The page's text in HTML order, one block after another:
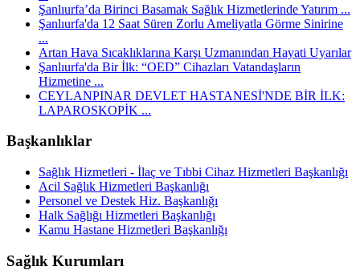
Şanlıurfa’da Birinci Basamak Sağlık Hizmetlerinde Yatırım ...
Şanlıurfa'da 12 Saat Süren Zorlu Ameliyatla Görme Sinirine
...
Artan Hava Sıcaklıklarına Karşı Uzmanından Hayati Uyarılar
Şanlıurfa'da Bir İlk: “OED” Cihazları Vatandaşların
Hizmetine ...
CEYLANPINAR DEVLET HASTANESİ'NDE BİR İLK:
LAPAROSKOPİK ...
Başkanlıklar
Sağlık Hizmetleri - İlaç ve Tıbbi Cihaz Hizmetleri Başkanlığı
Acil Sağlık Hizmetleri Başkanlığı
Personel ve Destek Hiz. Başkanlığı
Halk Sağlığı Hizmetleri Başkanlığı
Kamu Hastane Hizmetleri Başkanlığı
Sağlık Kurumları